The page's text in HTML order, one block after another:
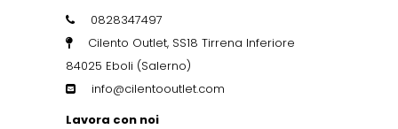
0828347497
Cilento Outlet, SS18 Tirrena Inferiore
84025 Eboli (Salerno)
info@cilentooutlet.com
Lavora con noi